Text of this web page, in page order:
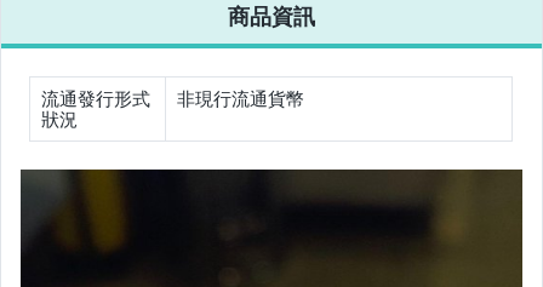
商品資訊
流通發行形式
狀況
非現行流通貨幣